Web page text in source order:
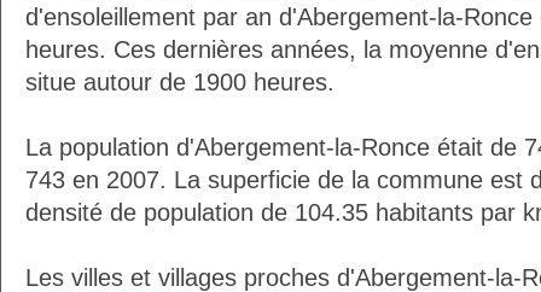
d'ensoleillement par an d'Abergement-la-
heures. Ces dernières années, la moyenne
situe autour de 1900 heures.
La population d'Abergement-la-Ronce était de
743 en 2007. La superficie de la commune est
densité de population de 104.35 habitants par
Les villes et villages proches d'Abergement-la-